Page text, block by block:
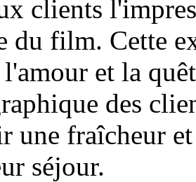
clients
du film. Cette
et la
des
une fraîcheur
séjour.